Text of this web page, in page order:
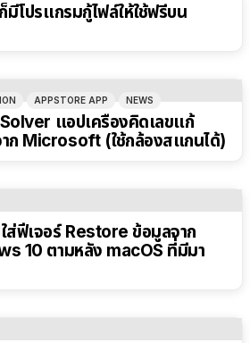
โปรแกรมกู้ไฟล์ให้ใช้ฟรีบน
APPSTORE APP NEWS
แอปเครื่องคิดเลขแก้
ก Microsoft (ใช้กล้องสแกนได้)
ฟีเจอร์ Restore ข้อมูลจาก
10 ตามหลัง macOS ที่มีมา